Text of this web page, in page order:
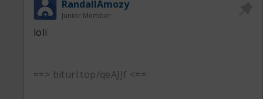
RandallAmozy
Junior Member
loli
==> biturl.top/qeAJJf <==